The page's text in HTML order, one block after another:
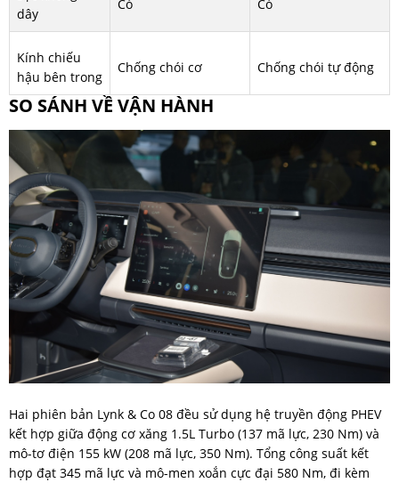
dây
Có Có
Kính chiếu
hậu bên trong
Chống chói cơ Chống chói tự động
SO SÁNH VỀ VẬN HÀNH
Hai phiên bản Lynk & Co 08 đều sử dụng hệ truyền động PHEV
kết hợp giữa động cơ xăng 1.5L Turbo (137 mã lực, 230 Nm) và
mô-tơ điện 155 kW (208 mã lực, 350 Nm). Tổng công suất kết
hợp đạt 345 mã lực và mô-men xoắn cực đại 580 Nm, đi kèm